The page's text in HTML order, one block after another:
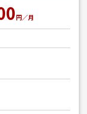
円／月